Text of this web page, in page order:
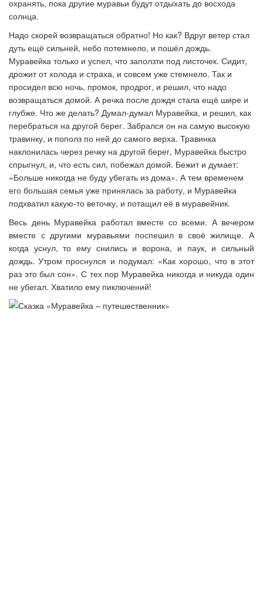
охранять, пока другие муравьи будут отдыхать до восхода
солнца.
Надо скорей возвращаться обратно! Но как? Вдруг ветер стал
дуть ещё сильней, небо потемнело, и пошёл дождь.
Муравейка только и успел, что заползти под листочек. Сидит,
дрожит от холода и страха, и совсем уже стемнело. Так и
просидел всю ночь, промок, продрог, и решил, что надо
возвращаться домой. А речка после дождя стала ещё шире и
глубже. Что же делать? Думал-думал Муравейка, и решил, как
перебраться на другой берег. Забрался он на самую высокую
травинку, и пополз по ней до самого верха. Травинка
наклонилась через речку на другой берег, Муравейка быстро
спрыгнул, и, что есть сил, побежал домой. Бежит и думает:
«Больше никогда не буду убегать из дома». А тем временем
его большая семья уже принялась за работу, и Муравейка
подхватил какую-то веточку, и потащил её в муравейник.
Весь день Муравейка работал вместе со всеми. А вечером
вместе с другими муравьями поспешил в своё жилище. А
когда уснул, то ему снились и ворона, и паук, и сильный
дождь. Утром проснулся и подумал: «Как хорошо, что в этот
раз это был сон». С тех пор Муравейка никогда и никуда один
не убегал. Хватило ему пиключений!